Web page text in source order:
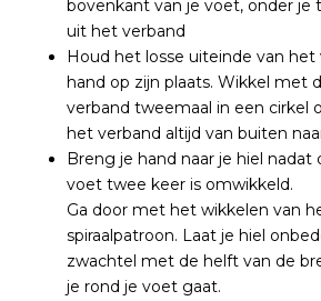
bovenkant van je voet, onder je
uit het verband
Houd het losse uiteinde van
hand op zijn plaats. Wikkel met
verband tweemaal in een cirkel
het verband altijd van buiten
Breng je hand naar je hiel nadat
voet twee keer is omwikkeld.
Ga door met het wikkelen van
spiraalpatroon. Laat je hiel
zwachtel met de helft van de
je rond je voet gaat.